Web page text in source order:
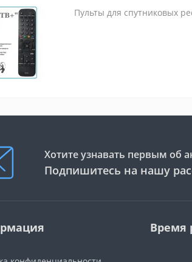
Пульты для спутниковых
Хотите узнавать первым об
Подпишитесь на нашу
Время